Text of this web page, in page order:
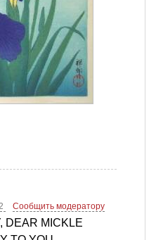
Сообщить модератору
DEAR MICKLE